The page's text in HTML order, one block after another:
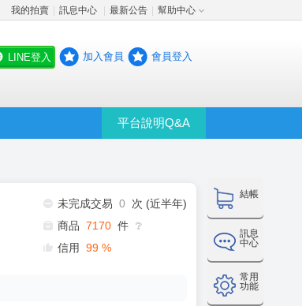
我的拍賣 訊息中心 最新公告 幫助中心
LINE登入 加入會員 會員登入
平台說明Q&A
結帳
訊息
中心
常用
功能
未完成交易 0
次 (近半年)
商品 7170 件 ❔
信用 99 %